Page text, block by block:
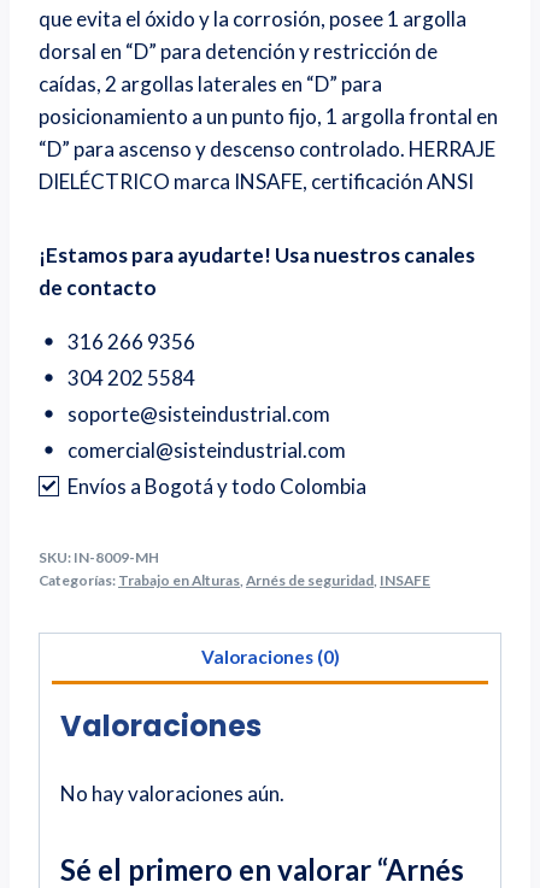
que evita el óxido y la corrosión, posee 1 argolla
dorsal en “D” para detención y restricción de
caídas, 2 argollas laterales en “D” para
posicionamiento a un punto fijo, 1 argolla frontal en
“D” para ascenso y descenso controlado. HERRAJE
DIELÉCTRICO marca INSAFE, certificación ANSI
¡Estamos para ayudarte! Usa nuestros canales
de contacto
316 266 9356
304 202 5584
soporte@sisteindustrial.com
comercial@sisteindustrial.com
Envíos a Bogotá y todo Colombia
SKU: IN-8009-MH
Categorías: Trabajo en Alturas Arnés de seguridad INSAFE
Valoraciones (0)
Valoraciones
No hay valoraciones aún.
Sé el primero en valorar “Arnés